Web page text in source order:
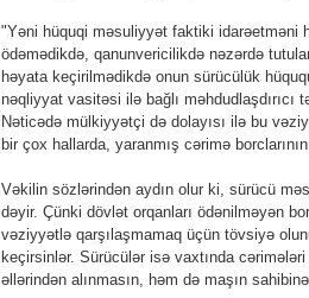
"Yəni hüquqi məsuliyyət faktiki idarəetməni
ödəmədikdə, qanunvericilikdə nəzərdə
həyata keçirilmədikdə onun sürücülük
nəqliyyat vasitəsi ilə bağlı
Nəticədə mülkiyyətçi də dolayısı ilə bu
bir çox hallarda, yaranmış cərimə
Vəkilin sözlərindən aydın olur ki, sürücü
dəyir. Çünki dövlət orqanları ödənilməyən
vəziyyətlə qarşılaşmamaq üçün tövsiyə
keçirsinlər. Sürücülər isə vaxtında
əllərindən alınmasın, həm də maşın